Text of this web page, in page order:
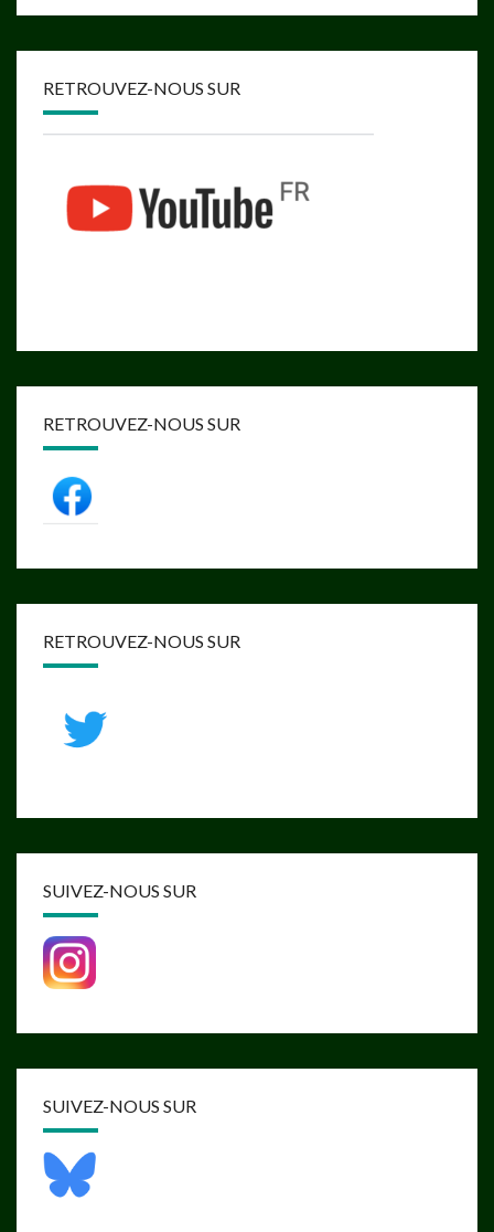
RETROUVEZ-NOUS SUR
RETROUVEZ-NOUS SUR
RETROUVEZ-NOUS SUR
SUIVEZ-NOUS SUR
SUIVEZ-NOUS SUR